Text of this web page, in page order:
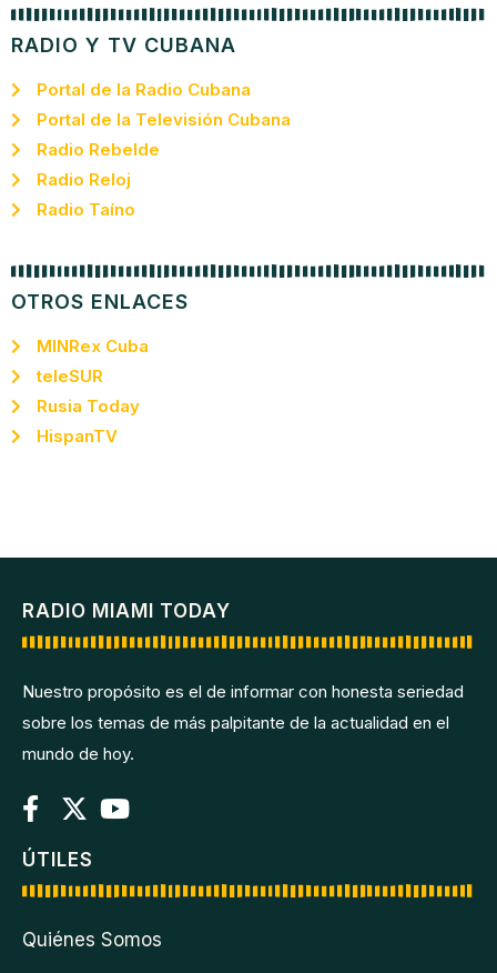
RADIO Y TV CUBANA
Portal de la Radio Cubana
Portal de la Televisión Cubana
Radio Rebelde
Radio Reloj
Radio Taíno
OTROS ENLACES
MINRex Cuba
teleSUR
Rusia Today
HispanTV
RADIO MIAMI TODAY
Nuestro propósito es el de informar con honesta seriedad
sobre los temas de más palpitante de la actualidad en el
mundo de hoy.
ÚTILES
Quiénes Somos